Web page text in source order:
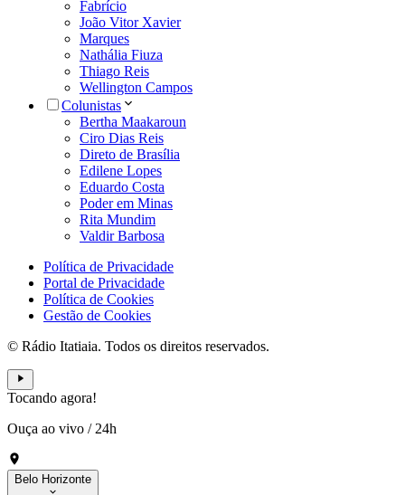
Fabrício
João Vitor Xavier
Marques
Nathália Fiuza
Thiago Reis
Wellington Campos
Colunistas
Bertha Maakaroun
Ciro Dias Reis
Direto de Brasília
Edilene Lopes
Eduardo Costa
Poder em Minas
Rita Mundim
Valdir Barbosa
Política de Privacidade
Portal de Privacidade
Política de Cookies
Gestão de Cookies
© Rádio Itatiaia. Todos os direitos reservados.
Tocando agora!
Ouça ao vivo / 24h
Belo Horizonte